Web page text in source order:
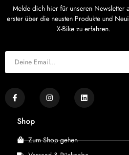
Melde dich hier für unseren Newsletter
erster über die neusten Produkte und
X-Bike zu erfahren.
Shop
Zum Shop gehen